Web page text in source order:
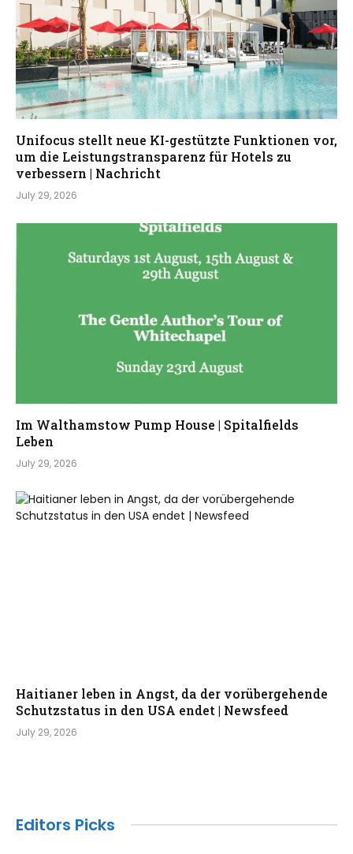
Unifocus stellt neue KI-gestützte Funktionen vor,
um die Leistungstransparenz für Hotels zu
verbessern | Nachricht
July 29, 2026
Im Walthamstow Pump House | Spitalfields
Leben
July 29, 2026
Haitianer leben in Angst, da der vorübergehende
Schutzstatus in den USA endet | Newsfeed
July 29, 2026
Editors Picks